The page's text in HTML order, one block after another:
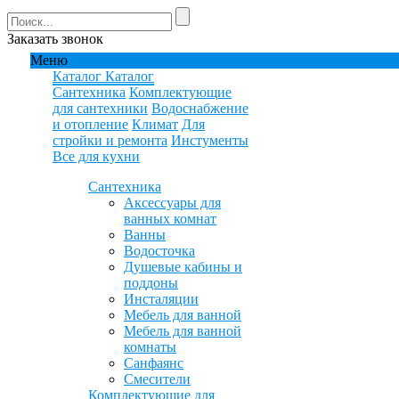
Заказать звонок
Меню
Каталог Каталог
Сантехника Комплектующие
для сантехники Водоснабжение
и отопление Климат Для
стройки и ремонта Инстументы
Все для кухни
Сантехника
Аксессуары для
ванных комнат
Ванны
Водосточка
Душевые кабины и
поддоны
Инсталяции
Мебель для ванной
Мебель для ванной
комнаты
Санфаянс
Смесители
Комплектующие для